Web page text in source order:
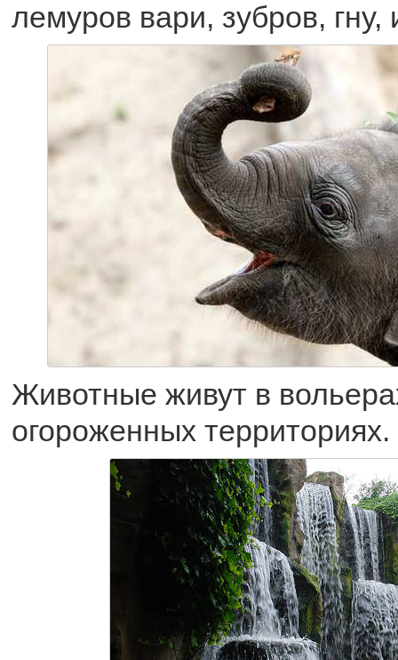
лемуров вари, зубров, гну,
Животные живут в
огороженных территориях.